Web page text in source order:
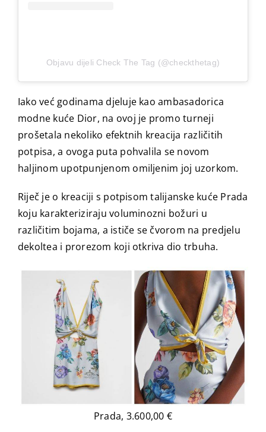
Objavu dijeli Check The Tag (@checkthetag)
Iako već godinama djeluje kao ambasadorica
modne kuće Dior, na ovoj je promo turneji
prošetala nekoliko efektnih kreacija različitih
potpisa, a ovoga puta pohvalila se novom
haljinom upotpunjenom omiljenim joj uzorkom.
Riječ je o kreaciji s potpisom talijanske kuće Prada
koju karakteriziraju voluminozni božuri u
različitim bojama, a ističe se čvorom na predjelu
dekoltea i prorezom koji otkriva dio trbuha.
Prada, 3.600,00 €